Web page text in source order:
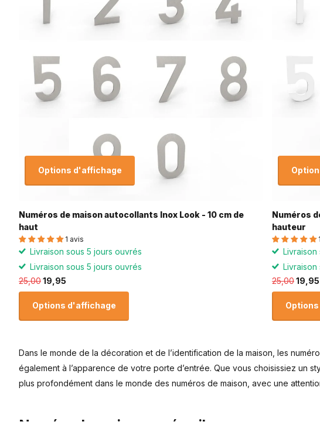
Options d'affichage
Numéros de maison autocollants Inox Look - 10 cm de
haut
1 avis
Livraison sous 5 jours ouvrés
Livraison sous 5 jours ouvrés
25,0019,95
Options d'affichage
Numéros
hauteur
Livraison
Livraison
25,0019,95
Dans le monde de la décoration et de l’identification de la maison, les
également à l’apparence de votre porte d’entrée. Que vous choisissiez un
plus profondément dans le monde des numéros de maison, avec une